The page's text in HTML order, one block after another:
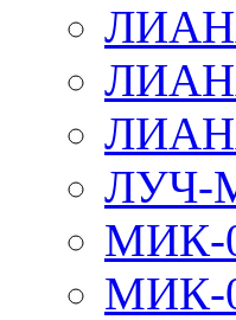
ЛУЧ-
МИК-
МИК-